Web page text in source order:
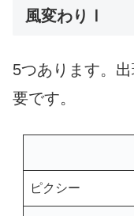
風変わりⅠ
5つあります。
要です。
ピクシー